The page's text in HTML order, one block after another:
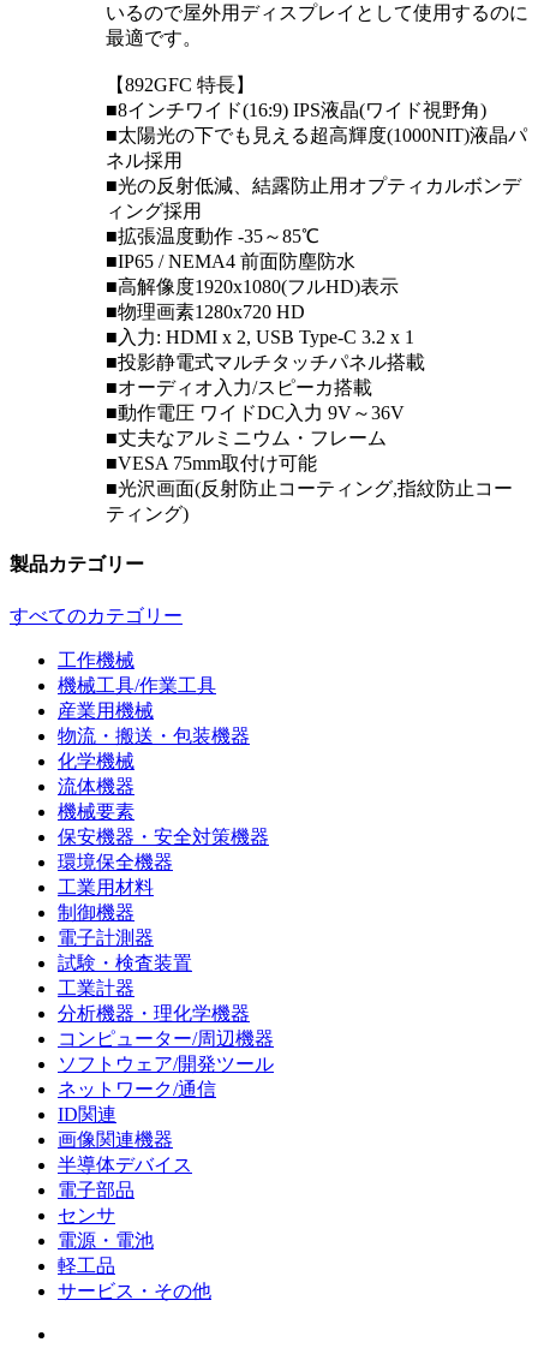
いるので屋外用ディスプレイとして使用するのに
最適です。
【892GFC 特長】
■8インチワイド(16:9) IPS液晶(ワイド視野角)
■太陽光の下でも見える超高輝度(1000NIT)液晶パ
ネル採用
■光の反射低減、結露防止用オプティカルボンデ
ィング採用
■拡張温度動作 -35～85℃
■IP65 / NEMA4 前面防塵防水
■高解像度1920x1080(フルHD)表示
■物理画素1280x720 HD
■入力: HDMI x 2, USB Type-C 3.2 x 1
■投影静電式マルチタッチパネル搭載
■オーディオ入力/スピーカ搭載
■動作電圧 ワイドDC入力 9V～36V
■丈夫なアルミニウム・フレーム
■VESA 75mm取付け可能
■光沢画面(反射防止コーティング,指紋防止コー
ティング)
製品カテゴリー
すべてのカテゴリー
工作機械
機械工具/作業工具
産業用機械
物流・搬送・包装機器
化学機械
流体機器
機械要素
保安機器・安全対策機器
環境保全機器
工業用材料
制御機器
電子計測器
試験・検査装置
工業計器
分析機器・理化学機器
コンピューター/周辺機器
ソフトウェア/開発ツール
ネットワーク/通信
ID関連
画像関連機器
半導体デバイス
電子部品
センサ
電源・電池
軽工品
サービス・その他